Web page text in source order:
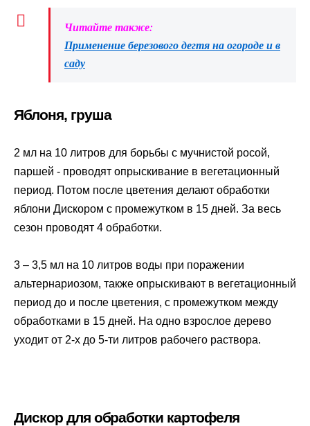
Читайте также:
Применение березового дегтя на огороде и в
саду
Яблоня, груша
2 мл на 10 литров для борьбы с мучнистой росой,
паршей - проводят опрыскивание в вегетационный
период. Потом после цветения делают обработки
яблони Дискором с промежутком в 15 дней. За весь
сезон проводят 4 обработки.
3 – 3,5 мл на 10 литров воды при поражении
альтернариозом, также опрыскивают в вегетационный
период до и после цветения, с промежутком между
обработками в 15 дней. На одно взрослое дерево
уходит от 2-х до 5-ти литров рабочего раствора.
Дискор для обработки картофеля